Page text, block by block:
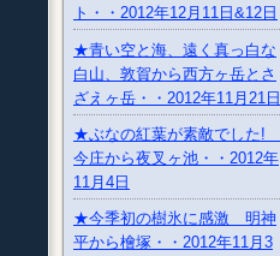
ト・・2012年12月11日&12日
★青い空と海、遠く真っ白な
白山、敦賀から西方ヶ岳とさ
ざえヶ岳・・2012年11月21日
★ぶなの紅葉が素敵でした!
今庄から夜叉ヶ池・・2012年
11月4日
★今季初の樹氷に感激 明神
平から檜塚・・2012年11月3